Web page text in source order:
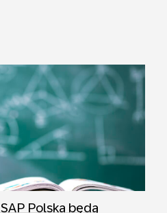
Polska będą